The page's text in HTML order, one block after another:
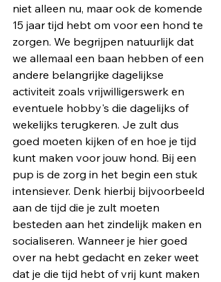
niet alleen nu, maar ook de komende
15 jaar tijd hebt om voor een hond te
zorgen. We begrijpen natuurlijk dat
we allemaal een baan hebben of een
andere belangrijke dagelijkse
activiteit zoals vrijwilligerswerk en
eventuele hobby's die dagelijks of
wekelijks terugkeren. Je zult dus
goed moeten kijken of en hoe je tijd
kunt maken voor jouw hond. Bij een
pup is de zorg in het begin een stuk
intensiever. Denk hierbij bijvoorbeeld
aan de tijd die je zult moeten
besteden aan het zindelijk maken en
socialiseren. Wanneer je hier goed
over na hebt gedacht en zeker weet
dat je die tijd hebt of vrij kunt maken